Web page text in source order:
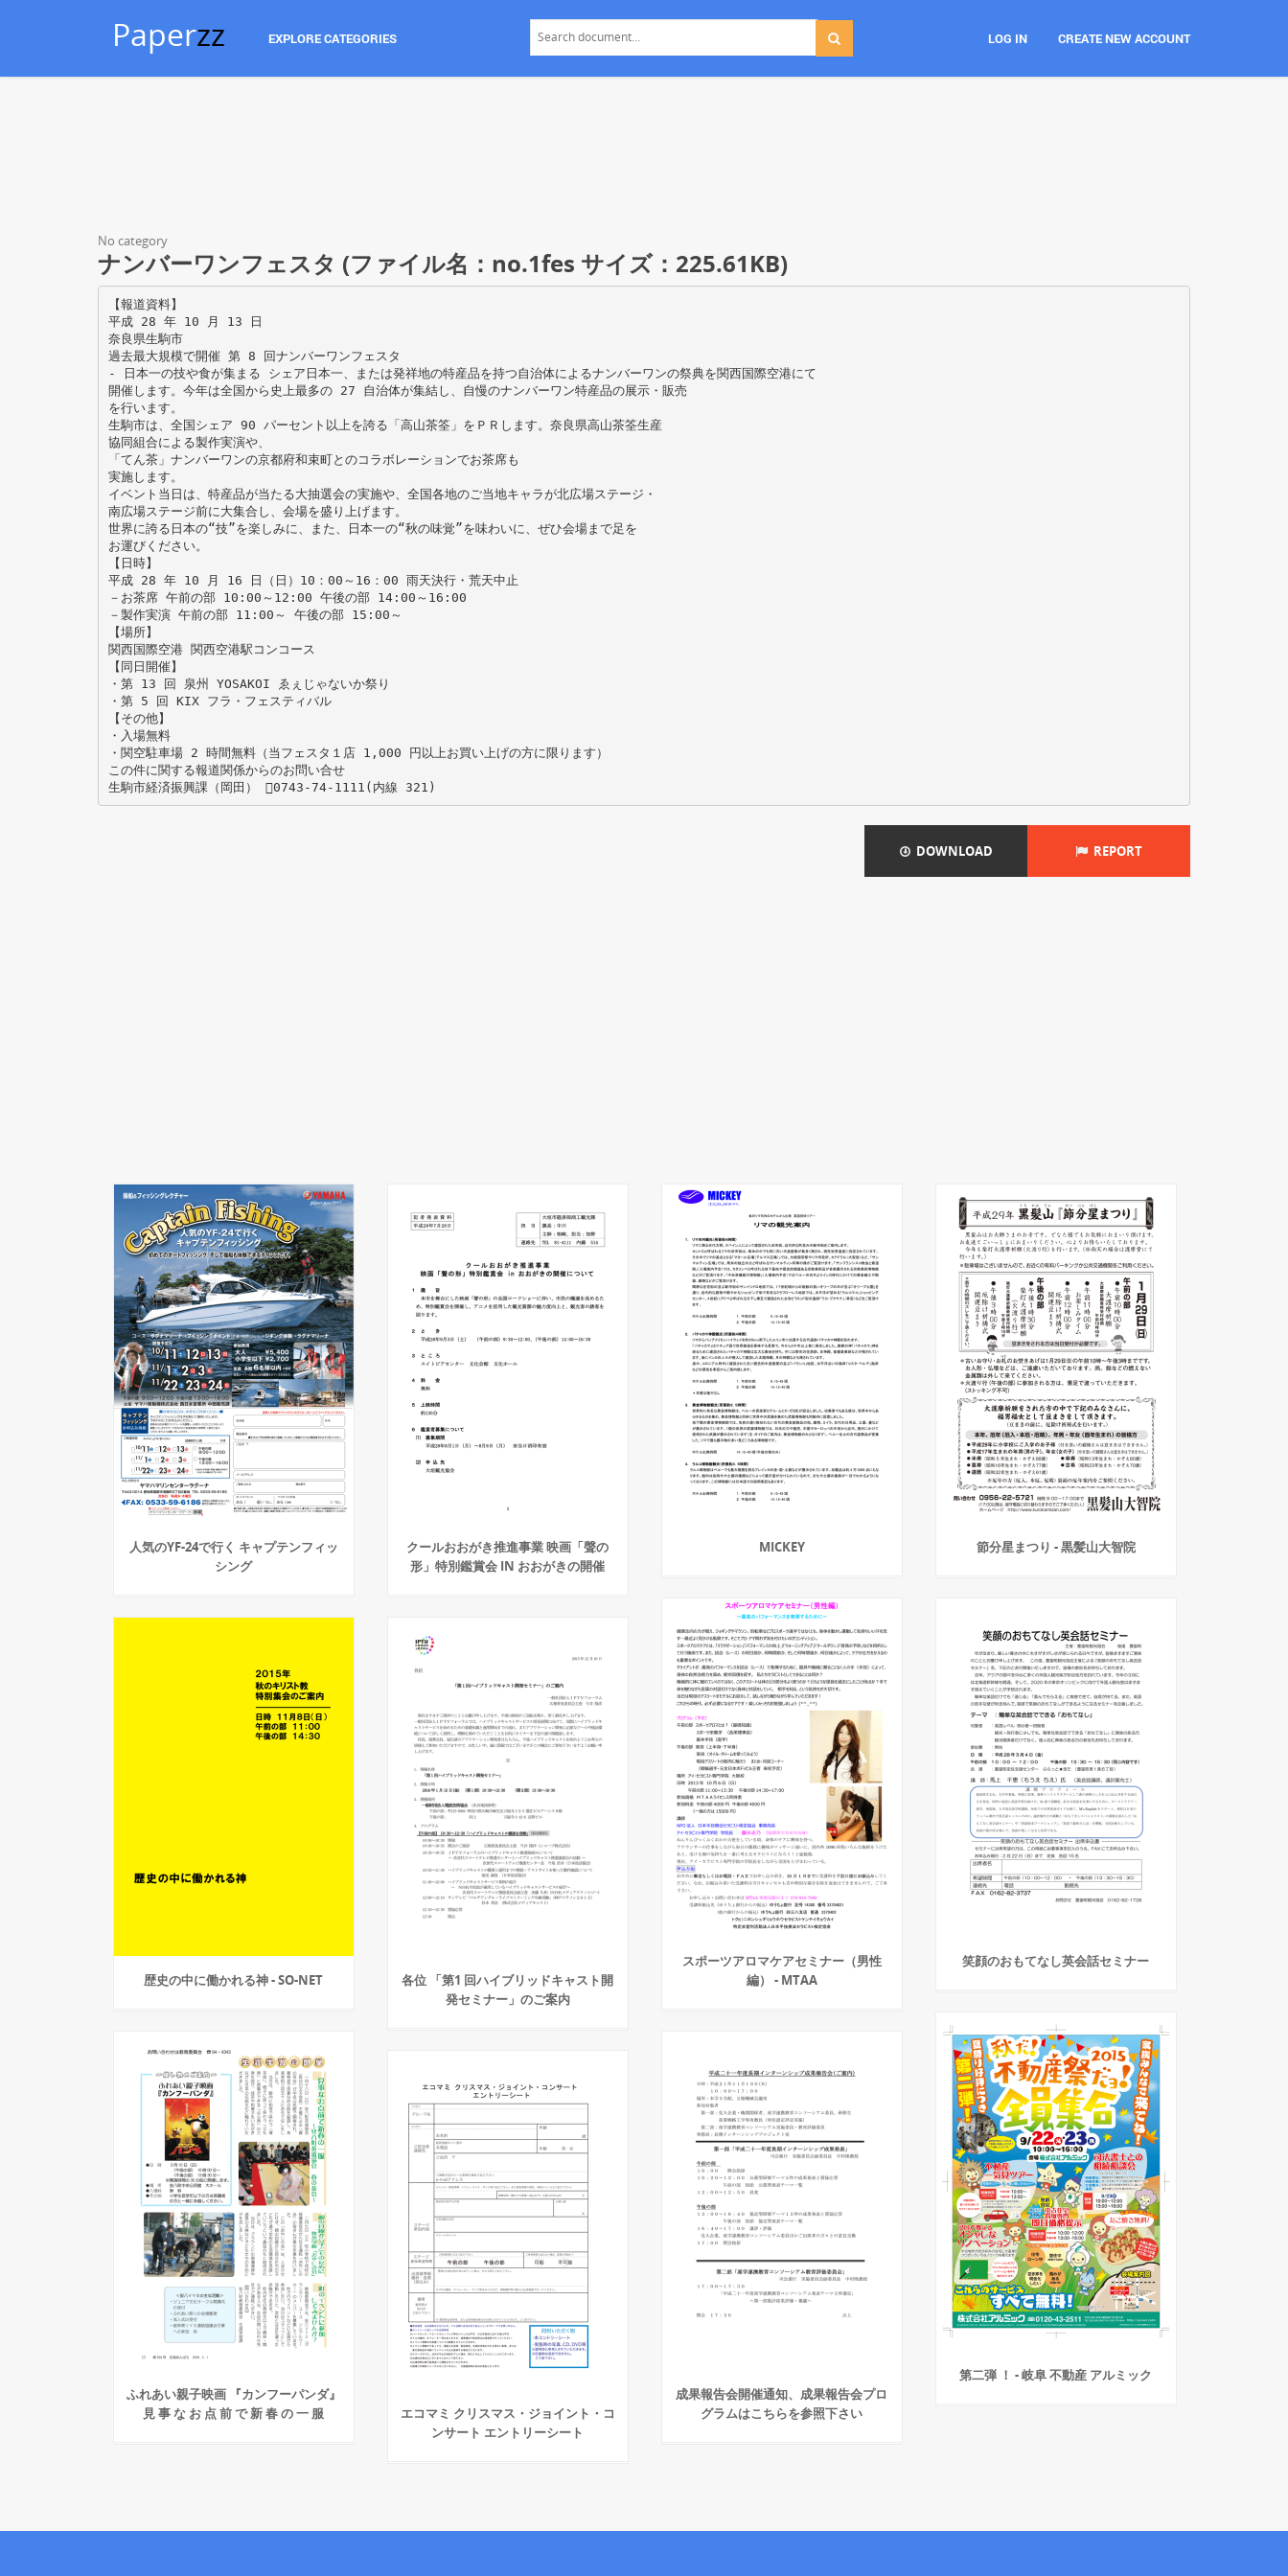
Paperzz EXPLORE CATEGORIES LOG IN CREATE NEW ACCOUNT
No category
ナンバーワンフェスタ (ファイル名：no.1fes サイズ：225.61KB)
【報道資料】
平成 28 年 10 月 13 日
奈良県生駒市
過去最大規模で開催 第 8 回ナンバーワンフェスタ
- 日本一の技や食が集まる シェア日本一、または発祥地の特産品を持つ自治体によるナンバーワンの祭典を関西国際空港にて
開催します。今年は全国から史上最多の 27 自治体が集結し、自慢のナンバーワン特産品の展示・販売
を行います。
生駒市は、全国シェア 90 パーセント以上を誇る「高山茶筌」をＰＲします。奈良県高山茶筌生産
協同組合による製作実演や、
「てん茶」ナンバーワンの京都府和束町とのコラボレーションでお茶席も
実施します。
イベント当日は、特産品が当たる大抽選会の実施や、全国各地のご当地キャラが北広場ステージ・
南広場ステージ前に大集合し、会場を盛り上げます。
世界に誇る日本の“技”を楽しみに、また、日本一の“秋の味覚”を味わいに、ぜひ会場まで足を
お運びください。
【日時】
平成 28 年 10 月 16 日（日）10：00～16：00 雨天決行・荒天中止
－お茶席 午前の部 10:00～12:00 午後の部 14:00～16:00
－製作実演 午前の部 11:00～ 午後の部 15:00～
【場所】
関西国際空港 関西空港駅コンコース
【同日開催】
・第 13 回 泉州 YOSAKOI ゑぇじゃないか祭り
・第 5 回 KIX フラ・フェスティバル
【その他】
・入場無料
・関空駐車場 2 時間無料（当フェスタ１店 1,000 円以上お買い上げの方に限ります）
この件に関する報道関係からのお問い合せ
DOWNLOAD REPORT
人気のYF-24で行く キャプテンフィッ
シング
クールおおがき推進事業 映画「聲の
形」特別鑑賞会 IN おおがきの開催
MICKEY 節分星まつり - 黒髪山大智院
スポーツアロマケアセミナー（男性
編） - MTAA
笑顔のおもてなし英会話セミナー
歴史の中に働かれる神 - SO-NET
各位 「第1 回ハイブリッドキャスト開
発セミナー」のご案内
第二弾 ！ - 岐阜 不動産 アルミック
ふれあい親子映画 『カンフーパンダ』
見 事 な お 点 前 で 新 春 の 一 服
成果報告会開催通知、成果報告会プロ
グラムはこちらを参照下さい
エコマミ クリスマス・ジョイント・コ
ンサート エントリーシート